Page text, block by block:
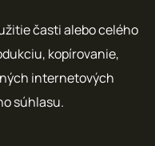
časti alebo celého
kopírovanie,
internetových
súhlasu.